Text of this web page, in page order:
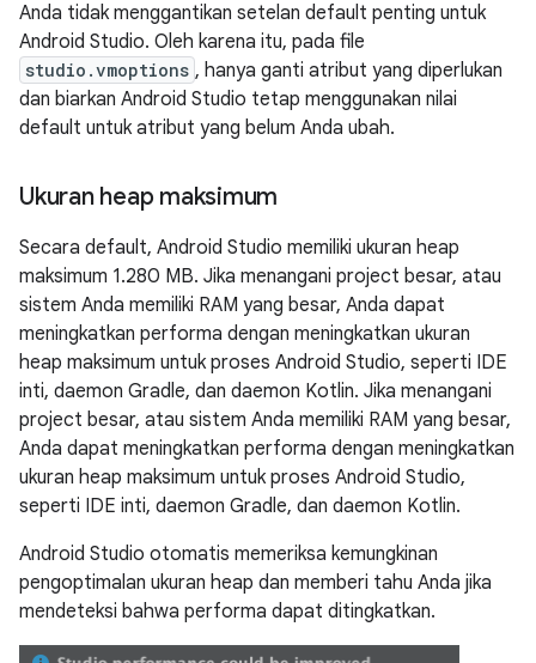
Anda tidak menggantikan setelan default penting untuk
Android Studio. Oleh karena itu, pada file
studio.vmoptions , hanya ganti atribut yang diperlukan
dan biarkan Android Studio tetap menggunakan nilai
default untuk atribut yang belum Anda ubah.
Ukuran heap maksimum
Secara default, Android Studio memiliki ukuran heap
maksimum 1.280 MB. Jika menangani project besar, atau
sistem Anda memiliki RAM yang besar, Anda dapat
meningkatkan performa dengan meningkatkan ukuran
heap maksimum untuk proses Android Studio, seperti IDE
inti, daemon Gradle, dan daemon Kotlin. Jika menangani
project besar, atau sistem Anda memiliki RAM yang besar,
Anda dapat meningkatkan performa dengan meningkatkan
ukuran heap maksimum untuk proses Android Studio,
seperti IDE inti, daemon Gradle, dan daemon Kotlin.
Android Studio otomatis memeriksa kemungkinan
pengoptimalan ukuran heap dan memberi tahu Anda jika
mendeteksi bahwa performa dapat ditingkatkan.